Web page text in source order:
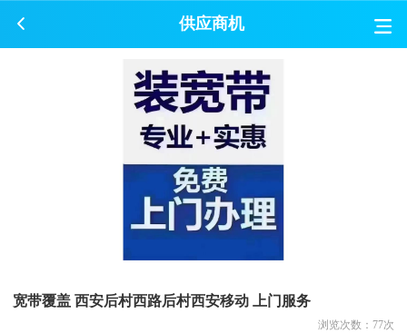
供应商机
宽带覆盖 西安后村西路后村西安移动 上门服务
浏览次数： 77次